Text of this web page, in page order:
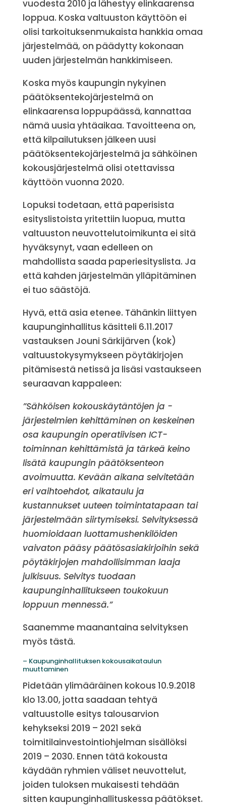
vuodesta 2010 ja lähestyy elinkaarensa
loppua. Koska valtuuston käyttöön ei
olisi tarkoituksenmukaista hankkia omaa
järjestelmää, on päädytty kokonaan
uuden järjestelmän hankkimiseen.
Koska myös kaupungin nykyinen
päätöksentekojärjestelmä on
elinkaarensa loppupäässä, kannattaa
nämä uusia yhtäaikaa. Tavoitteena on,
että kilpailutuksen jälkeen uusi
päätöksentekojärjestelmä ja sähköinen
kokousjärjestelmä olisi otettavissa
käyttöön vuonna 2020.
Lopuksi todetaan, että paperisista
esityslistoista yritettiin luopua, mutta
valtuuston neuvottelutoimikunta ei sitä
hyväksynyt, vaan edelleen on
mahdollista saada paperiesityslista. Ja
että kahden järjestelmän ylläpitäminen
ei tuo säästöjä.
Hyvä, että asia etenee. Tähänkin liittyen
kaupunginhallitus käsitteli 6.11.2017
vastauksen Jouni Särkijärven (kok)
valtuustokysymykseen pöytäkirjojen
pitämisestä netissä ja lisäsi vastaukseen
seuraavan kappaleen:
”Sähköisen kokouskäytäntöjen ja -
järjestelmien kehittäminen on keskeinen
osa kaupungin operatiivisen ICT-
toiminnan kehittämistä ja tärkeä keino
lisätä kaupungin päätöksenteon
avoimuutta. Kevään aikana selvitetään
eri vaihtoehdot, aikataulu ja
kustannukset uuteen toimintatapaan tai
järjestelmään siirtymiseksi. Selvityksessä
huomioidaan luottamushenkilöiden
vaivaton pääsy päätösasiakirjoihin sekä
pöytäkirjojen mahdollisimman laaja
julkisuus. Selvitys tuodaan
kaupunginhallitukseen toukokuun
loppuun mennessä.”
Saanemme maanantaina selvityksen
myös tästä.
– Kaupunginhallituksen kokousaikataulun
muuttaminen
Pidetään ylimääräinen kokous 10.9.2018
klo 13.00, jotta saadaan tehtyä
valtuustolle esitys talousarvion
kehykseksi 2019 – 2021 sekä
toimitilainvestointiohjelman sisällöksi
2019 – 2030. Ennen tätä kokousta
käydään ryhmien väliset neuvottelut,
joiden tuloksen mukaisesti tehdään
sitten kaupunginhallituskessa päätökset.